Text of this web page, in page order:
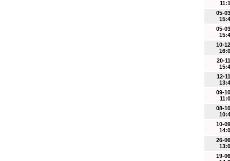
05-
05-
10-
20-
12-
09-
08-
10-
26-
19-